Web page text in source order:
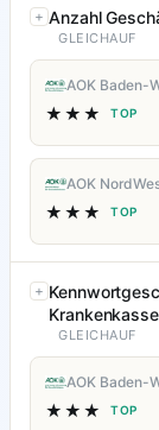
Anzahl
GLEICHAUF
AOK Baden-
★★★ TOP
AOK
★★★ TOP
GLEICHAUF
AOK Baden-
★★★ TOP